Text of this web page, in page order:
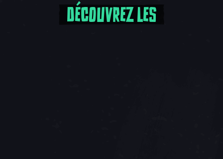
DÉCOUVREZ LES